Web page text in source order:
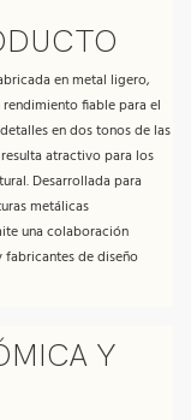
en metal ligero,
fiable para el
en dos tonos de las
atractivo para los
Desarrollada para
metálicas
una colaboración
de diseño
Y